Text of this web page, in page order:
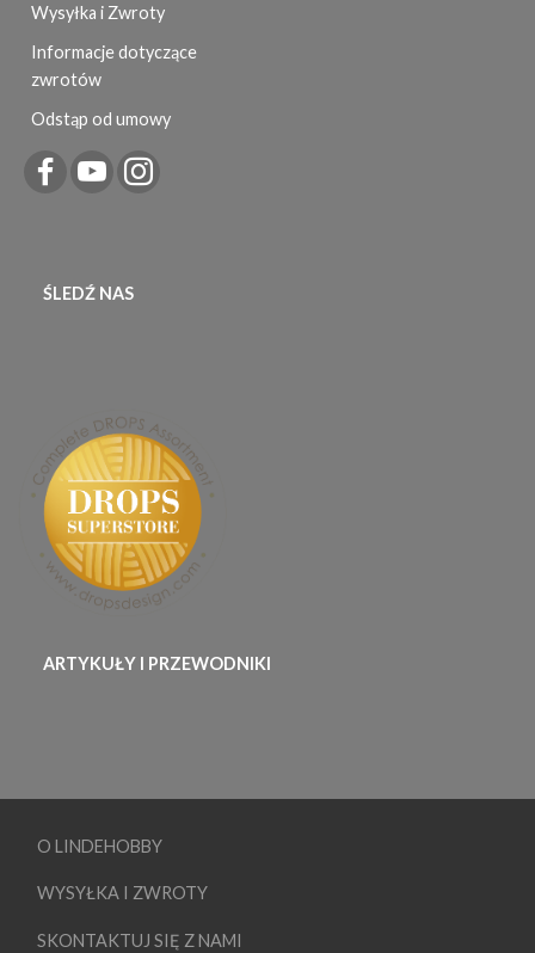
Wysyłka i Zwroty
Informacje dotyczące
zwrotów
Odstąp od umowy
ŚLEDŹ NAS
ARTYKUŁY I PRZEWODNIKI
O LINDEHOBBY
WYSYŁKA I ZWROTY
SKONTAKTUJ SIĘ Z NAMI